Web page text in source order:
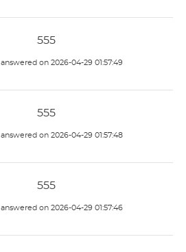
555
answered on 2026-04-29 01:57:49
555
answered on 2026-04-29 01:57:48
555
answered on 2026-04-29 01:57:46